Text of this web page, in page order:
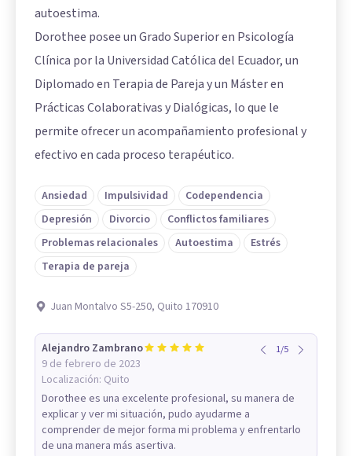
autoestima.
Dorothee posee un Grado Superior en Psicología
Clínica por la Universidad Católica del Ecuador, un
Diplomado en Terapia de Pareja y un Máster en
Prácticas Colaborativas y Dialógicas, lo que le
permite ofrecer un acompañamiento profesional y
efectivo en cada proceso terapéutico.
Ansiedad Impulsividad
Codependencia
Depresión
Divorcio
Conflictos familiares
Problemas relacionales
Autoestima
Estrés
Terapia de pareja
Juan Montalvo S5-250, Quito 170910
Alejandro Zambrano
9 de febrero de 2023
Localización: Quito
1/5
Dorothee es una excelente profesional, su manera de
explicar y ver mi situación, pudo ayudarme a
comprender de mejor forma mi problema y enfrentarlo
de una manera más asertiva.